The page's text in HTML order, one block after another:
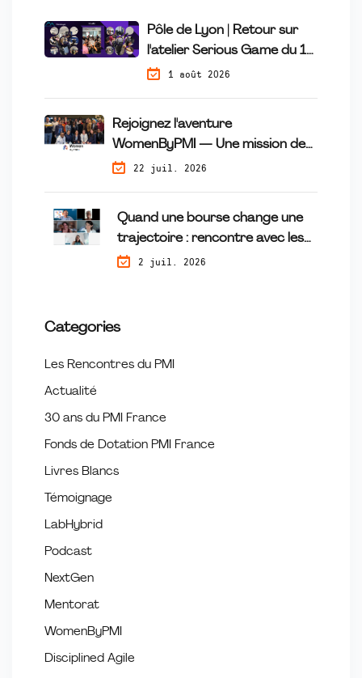
Pôle de Lyon | Retour sur
l'atelier Serious Game du 16
Juillet1 août 2026
Rejoignez l'aventure
WomenByPMI — Une mission de
mécénat de compétences qui fait
22 juil. 2026
Quand une bourse change une
trajectoire : rencontre avec les
lauréates du programme
2 juil. 2026
Categories
Les Rencontres du PMI
Actualité
30 ans du PMI France
Fonds de Dotation PMI France
Livres Blancs
Témoignage
LabHybrid
Podcast
NextGen
Mentorat
WomenByPMI
Disciplined Agile